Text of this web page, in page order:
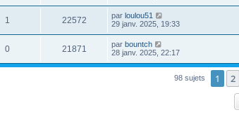
1 22572 par loulou51
29 janv. 2025, 19:33
0 21871 par bountch
28 janv. 2025, 22:17
98 sujets 1 2